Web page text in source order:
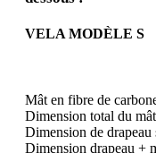
VELA MODÈLE S
Mât en fibre de
Dimension total du
Dimension de
Dimension drapeau +